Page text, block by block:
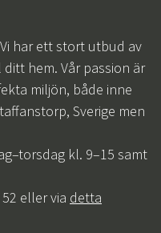
har ett stort utbud av
hem. Vår passion är
miljön, både inne
Sverige men
kl. 9–15 samt
eller via detta